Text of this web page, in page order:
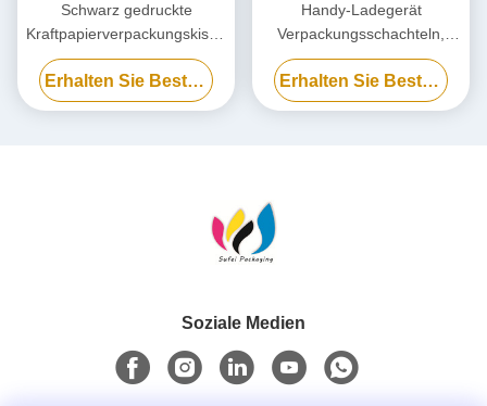
Schwarz gedruckte
Kraftpapierverpackungskiste,
umweltfreundliche
Kartonkartonbox Erhalten Sie Besten Preis
Handy-Ladegerät
Verpackungsschachteln,
Biologisch abbaubare
Powerbank-
Verpackungsschachtel
Erhalten Sie Besten Preis
Soziale Medien